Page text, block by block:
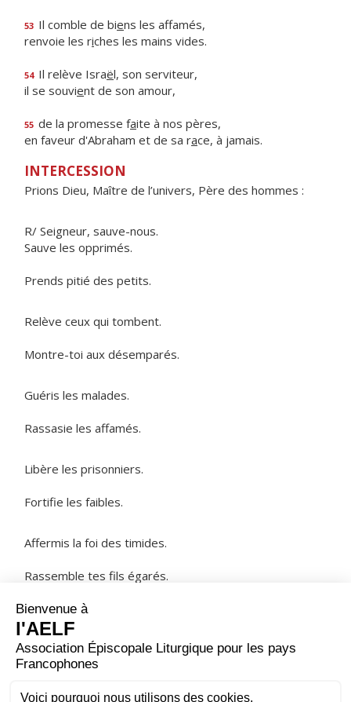
53 Il comble de biens les affamés,
renvoie les riches les mains vides.
54 Il relève Israël, son serviteur,
il se souvient de son amour,
55 de la promesse faite à nos pères,
en faveur d'Abraham et de sa race, à jamais.
INTERCESSION
Prions Dieu, Maître de l’univers, Père des hommes :
R/ Seigneur, sauve-nous.
Sauve les opprimés.
Prends pitié des petits.
Relève ceux qui tombent.
Montre-toi aux désemparés.
Guéris les malades.
Rassasie les affamés.
Libère les prisonniers.
Fortifie les faibles.
Affermis la foi des timides.
Rassemble tes fils égarés.
NOTRE PÈRE
ORAISON
prions d’illuminer nos ténèbres et de fermer les yeux